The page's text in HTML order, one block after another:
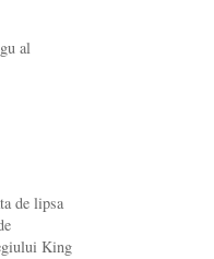
al
de lipsa
King